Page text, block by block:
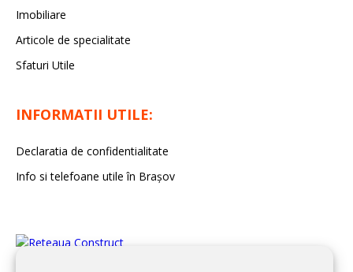
Imobiliare
Articole de specialitate
Sfaturi Utile
INFORMATII UTILE:
Declaratia de confidentialitate
Info si telefoane utile în Braşov